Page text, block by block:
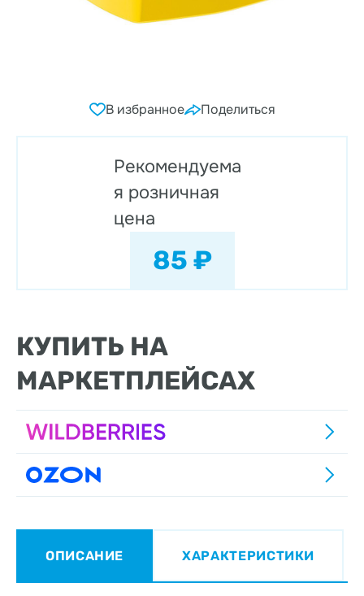
В избранное Поделиться
Рекомендуема
я розничная
цена
85 ₽
КУПИТЬ НА
МАРКЕТПЛЕЙСАХ
ОПИСАНИЕ ХАРАКТЕРИСТИКИ